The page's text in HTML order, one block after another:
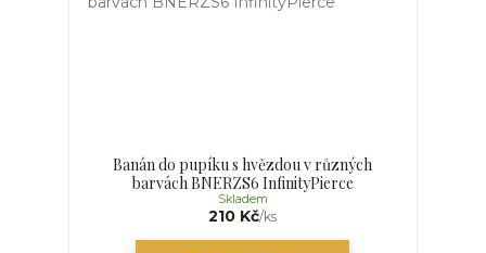
Banán do pupíku s hvězdou v různých
barvách BNERZS6 InfinityPierce
210 Kč/ks
Skladem